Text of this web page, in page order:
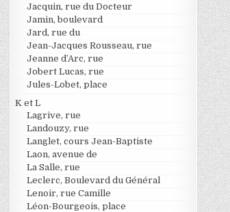
Jacquin, rue du Docteur
Jamin, boulevard
Jard, rue du
Jean-Jacques Rousseau, rue
Jeanne d’Arc, rue
Jobert Lucas, rue
Jules-Lobet, place
K et L
Lagrive, rue
Landouzy, rue
Langlet, cours Jean-Baptiste
Laon, avenue de
La Salle, rue
Leclerc, Boulevard du Général
Lenoir, rue Camille
Léon-Bourgeois, place